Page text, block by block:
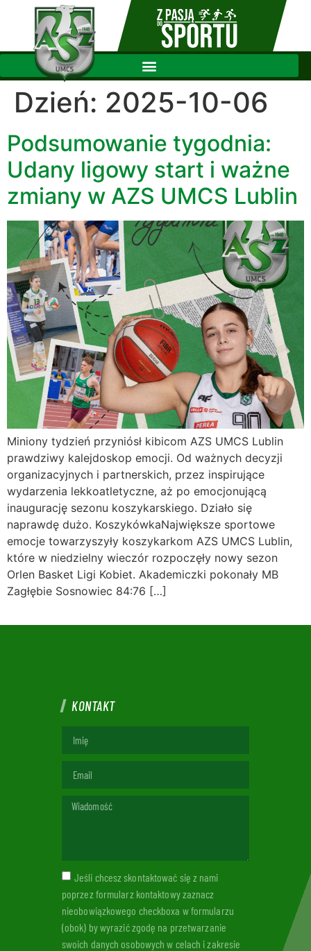
Dzień: 2025-10-06
Podsumowanie tygodnia:
Udany ligowy start i ważne
zmiany w AZS UMCS Lublin
Miniony tydzień przyniósł kibicom AZS UMCS Lublin
prawdziwy kalejdoskop emocji. Od ważnych decyzji
organizacyjnych i partnerskich, przez inspirujące
wydarzenia lekkoatletyczne, aż po emocjonującą
inaugurację sezonu koszykarskiego. Działo się
naprawdę dużo. KoszykówkaNajwiększe sportowe
emocje towarzyszyły koszykarkom AZS UMCS Lublin,
które w niedzielny wieczór rozpoczęły nowy sezon
Orlen Basket Ligi Kobiet. Akademiczki pokonały MB
Zagłębie Sosnowiec 84:76 […]
KONTAKT
Jeśli chcesz skontaktować się z nami
poprzez formularz kontaktowy zaznacz
nieobowiązkowego checkboxa w formularzu
(obok) by wyrazić zgodę na przetwarzanie
swoich danych osobowych w celach i zakresie